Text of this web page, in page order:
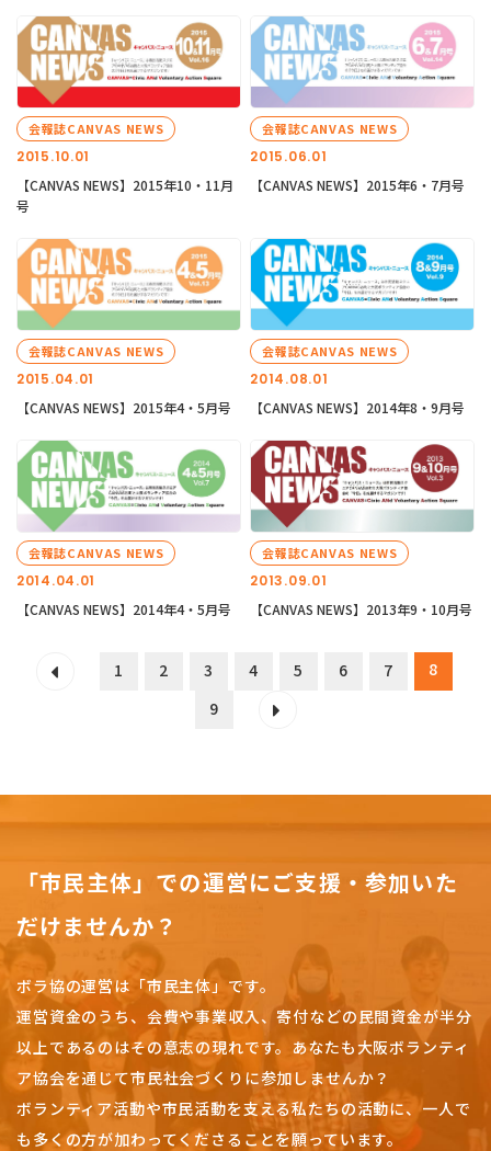
2015.10.01
会報誌CANVAS NEWS
【CANVAS NEWS】2015年10・11月
号
2015.06.01
会報誌CANVAS NEWS
【CANVAS NEWS】2015年6・7月号
2015.04.01
会報誌CANVAS NEWS
【CANVAS NEWS】2015年4・5月号
2014.08.01
会報誌CANVAS NEWS
【CANVAS NEWS】2014年8・9月号
2014.04.01
会報誌CANVAS NEWS
【CANVAS NEWS】2014年4・5月号
2013.09.01
会報誌CANVAS NEWS
【CANVAS NEWS】2013年9・10月号
1 2 3 4 5 6 7
8
9
「市民主体」での運営にご支援・参加いた
だけませんか？
ボラ協の運営は「市民主体」です。
運営資金のうち、会費や事業収入、寄付などの民間資金が半分
以上であるのはその意志の現れです。 あなたも大阪ボランティ
ア協会を通じて市民社会づくりに参加しませんか？
ボランティア活動や市民活動を支える私たちの活動に、一人で
も多くの方が加わってくださることを願っています。